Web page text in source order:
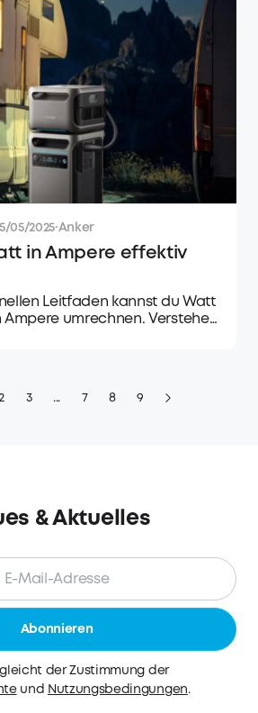
05/2025·Anker
in Ampere effektiv
Leitfaden kannst du Watt
umrechnen. Verstehe
3 ... 7 8 9
& Aktuelles
Abonnieren
der Zustimmung der
und Nutzungsbedingungen.